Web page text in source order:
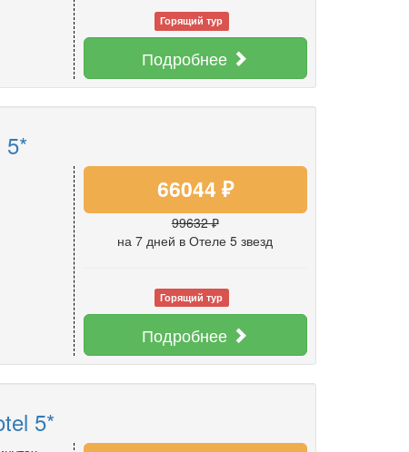
Горящий тур
Подробнее
66044 ₽
99632 ₽
на 7 дней в Отеле 5 звезд
Горящий тур
Подробнее
5*